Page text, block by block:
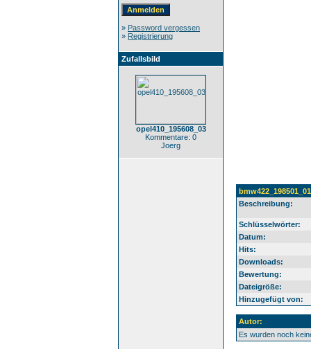
» Password vergessen
» Registrierung
Zufallsbild
opel410_195608_03
Kommentare: 0
Joerg
bmw422_198501_01
Beschreibung:
Schlüsselwörter:
Datum:
Hits:
Downloads:
Bewertung:
Dateigröße:
Hinzugefügt von:
Autor:
Es wurden noch